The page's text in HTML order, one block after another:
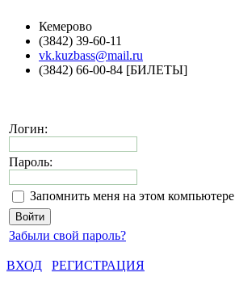
Кемерово
(3842) 39-60-11
vk.kuzbass@mail.ru
(3842) 66-00-84 [БИЛЕТЫ]
Логин:
Пароль:
Запомнить меня на этом компьютере
Забыли свой пароль?
ВХОД
РЕГИСТРАЦИЯ